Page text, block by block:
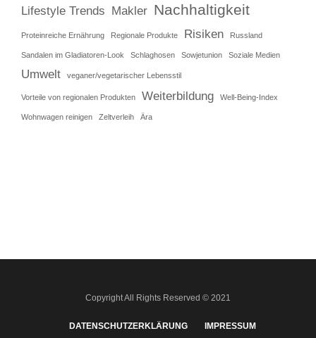
Lifestyle Trends Makler Nachhaltigkeit
Proteinreiche Ernährung Regionale Produkte Risiken Russland
Sandalen im Gladiatoren-Look Schlaghosen Sowjetunion Soziale Medien
Umwelt veganer/vegetarischer Lebensstil
Vorteile von regionalen Produkten Weiterbildung Well-Being-Index
Wohnwagen reinigen Zeltverleih Ära
Copyright All Rights Reserved © 2021
DATENSCHUTZERKLÄRUNG IMPRESSUM